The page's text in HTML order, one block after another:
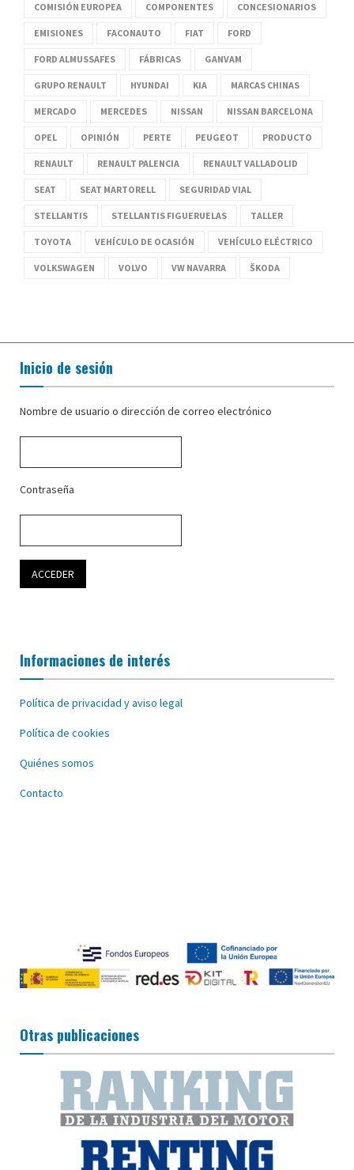
COMISIÓN EUROPEA COMPONENTES CONCESIONARIOS
EMISIONES FACONAUTO FIAT FORD
FORD ALMUSSAFES FÁBRICAS GANVAM
GRUPO RENAULT HYUNDAI KIA MARCAS CHINAS
MERCADO MERCEDES NISSAN NISSAN BARCELONA
OPEL OPINIÓN PERTE PEUGEOT PRODUCTO
RENAULT RENAULT PALENCIA RENAULT VALLADOLID
SEAT SEAT MARTORELL SEGURIDAD VIAL
STELLANTIS STELLANTIS FIGUERUELAS TALLER
TOYOTA VEHÍCULO DE OCASIÓN VEHÍCULO ELÉCTRICO
VOLKSWAGEN VOLVO VW NAVARRA ŠKODA
Inicio de sesión
Nombre de usuario o dirección de correo electrónico
Contraseña
Informaciones de interés
Política de privacidad y aviso legal
Política de cookies
Quiénes somos
Contacto
Otras publicaciones